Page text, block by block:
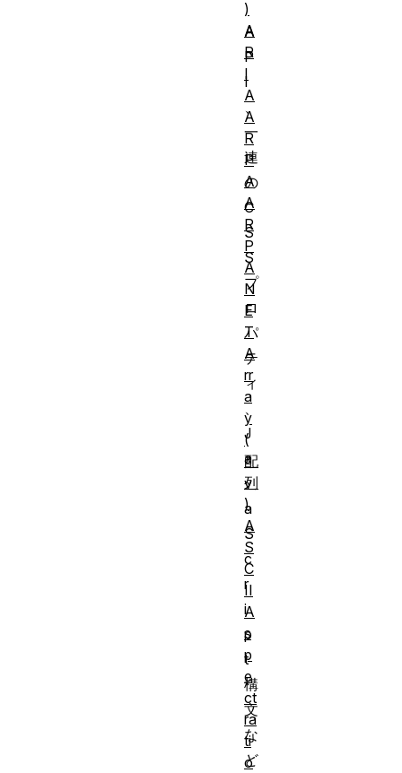
A
P
I
、
一
連
の
C
S
S
プ
ロ
パ
テ
ィ
、
J
a
v
a
S
c
r
i
p
t
構
文
な
ど
)
A
R
I
A
A
R
P
A
A
R
P
A
N
E
T
A
rr
a
y
(
配
列
)
A
S
C
II
A
s
p
e
ct
ra
ti
o